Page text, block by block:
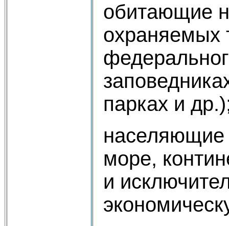
обитающие
охраняемых
парках и
населяющие
море,
и